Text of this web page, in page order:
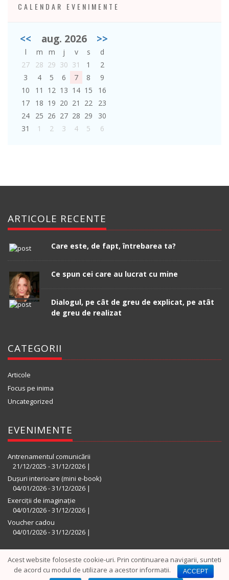
CALENDAR EVENIMENTE
<< aug. 2026 >>
l m m j v s
d
27
28 29 30 31 1
2
3
4 5 6 7 8
9
10
11 12 13 14 15
16
17
18 19 20 21 22
23
24
25 26 27 28 29
30
31
1 2 3 4 5 6
ARTICOLE RECENTE
Care este, de fapt, întrebarea ta?
Ce spun cei care au lucrat cu mine
Dialogul, pe cât de greu de explicat, pe atât
de greu de realizat
CATEGORII
Articole
Focus pe inima
Uncategorized
EVENIMENTE
Antrenamentul comunicării
21/12/2025 - 31/12/2026 |
Dușuri interioare (mini e-book)
04/01/2026 - 31/12/2026 |
Exerciții de imaginație
04/01/2026 - 31/12/2026 |
Voucher cadou
04/01/2026 - 31/12/2026 |
© 2016 Focus pe Inima | Powered by TVD| Politica de utilizare
Cookie-uri
Acest website foloseste cookie-uri. Prin continuarea navigarii, sunteti
de acord cu modul de utilizare a acestor informatii.
ACCEPT